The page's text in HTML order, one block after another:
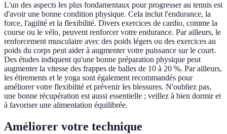
L'un des aspects les plus fondamentaux pour progresser au tennis est
d'avoir une bonne condition physique. Cela inclut l'endurance, la
force, l'agilité et la flexibilité. Divers exercices de cardio, comme la
course ou le vélo, peuvent renforcer votre endurance. Par ailleurs, le
renforcement musculaire avec des poids légers ou des exercices au
poids du corps peut aider à augmenter votre puissance sur le court.
Des études indiquent qu'une bonne préparation physique peut
augmenter la vitesse des frappes de balles de 10 à 20 %. Par ailleurs,
les étirements et le yoga sont également recommandés pour
améliorer votre flexibilité et prévenir les blessures. N'oubliez pas,
une bonne récupération est aussi essentielle ; veillez à bien dormir et
à favoriser une alimentation équilibrée.
Améliorer votre technique